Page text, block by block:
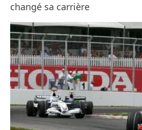
changé sa carrière